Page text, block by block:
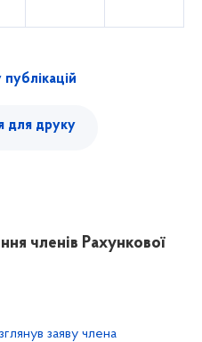
для друку
членів Рахункової
заяву члена